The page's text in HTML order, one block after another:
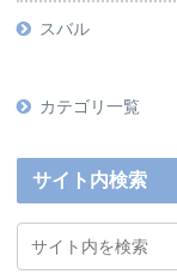
スバル
カテゴリ一覧
サイト内検索